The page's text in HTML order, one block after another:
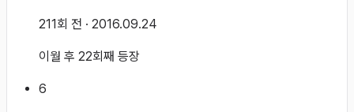
211회 전 · 2016.09.24
이월 후 22회째 등장
6